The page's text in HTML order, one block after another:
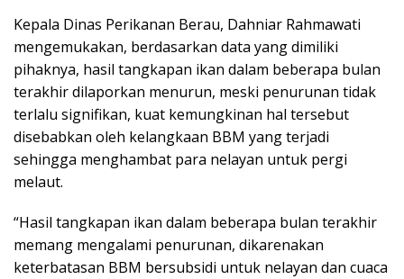
Kepala Dinas Perikanan Berau, Dahniar Rahmawati
mengemukakan, berdasarkan data yang dimiliki
pihaknya, hasil tangkapan ikan dalam beberapa bulan
terakhir dilaporkan menurun, meski penurunan tidak
terlalu signifikan, kuat kemungkinan hal tersebut
disebabkan oleh kelangkaan BBM yang terjadi
sehingga menghambat para nelayan untuk pergi
melaut.
“Hasil tangkapan ikan dalam beberapa bulan terakhir
memang mengalami penurunan, dikarenakan
keterbatasan BBM bersubsidi untuk nelayan dan cuaca